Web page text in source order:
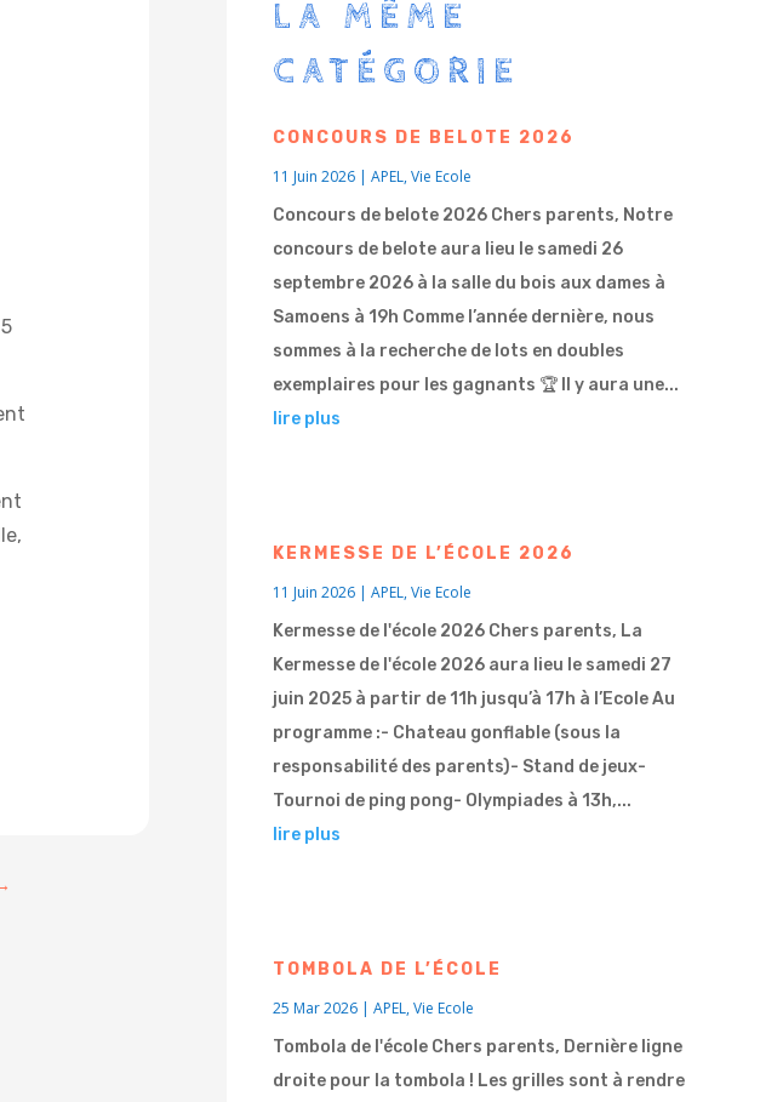
LA MÊME
CATÉGORIE
CONCOURS DE BELOTE 2026
11 Juin 2026 |APEL,Vie Ecole
Concours de belote 2026 Chers parents, Notre
concours de belote aura lieu le samedi 26
septembre 2026 à la salle du bois aux dames à
Samoens à 19h Comme l’année dernière, nous
sommes à la recherche de lots en doubles
exemplaires pour les gagnants 🏆 Il y aura une...
lire plus
KERMESSE DE L’ÉCOLE 2026
11 Juin 2026 |APEL,Vie Ecole
Kermesse de l'école 2026 Chers parents, La
Kermesse de l'école 2026 aura lieu le samedi 27
juin 2025 à partir de 11h jusqu’à 17h à l’Ecole Au
programme :- Chateau gonflable (sous la
responsabilité des parents)- Stand de jeux-
Tournoi de ping pong- Olympiades à 13h,...
lire plus
TOMBOLA DE L’ÉCOLE
25 Mar 2026 |APEL,Vie Ecole
Tombola de l'école Chers parents, Dernière ligne
droite pour la tombola ! Les grilles sont à rendre